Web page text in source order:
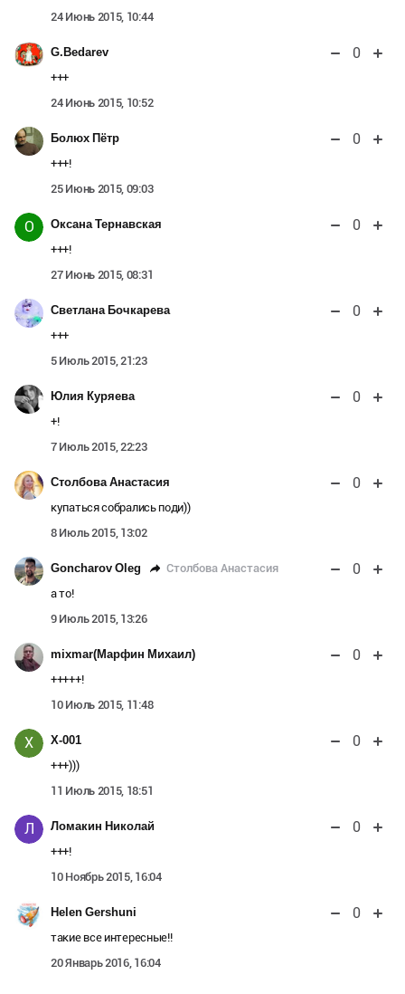
24 Июнь 2015, 10:44
G.Bedarev 0
+++
24 Июнь 2015, 10:52
Болюх Пётр 0
+++!
25 Июнь 2015, 09:03
О Оксана Тернавская 0
+++!
27 Июнь 2015, 08:31
Светлана Бочкарева 0
+++
5 Июль 2015, 21:23
Юлия Куряева 0
+!
7 Июль 2015, 22:23
Столбова Анастасия 0
купаться собрались поди))
8 Июль 2015, 13:02
Goncharov Oleg Столбова Анастасия 0
а то!
9 Июль 2015, 13:26
mixmar(Марфин Михаил) 0
+++++!
10 Июль 2015, 11:48
X X-001 0
+++)))
11 Июль 2015, 18:51
Л Ломакин Николай 0
+++!
10 Ноябрь 2015, 16:04
Helen Gershuni 0
такие все интересные!!
20 Январь 2016, 16:04